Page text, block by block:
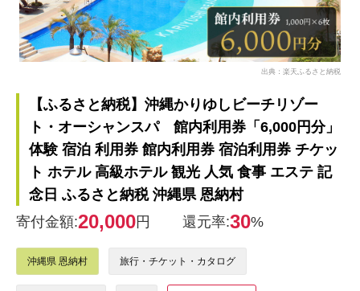
出典：楽天ふるさと納税
【ふるさと納税】沖縄かりゆしビーチリゾー
ト・オーシャンスパ 館内利用券「6,000円分」
体験 宿泊 利用券 館内利用券 宿泊利用券 チケッ
ト ホテル 高級ホテル 観光 人気 食事 エステ 記
念日 ふるさと納税 沖縄県 恩納村
寄付金額:20,000円 還元率:30%
沖縄県 恩納村 旅行・チケット・カタログ